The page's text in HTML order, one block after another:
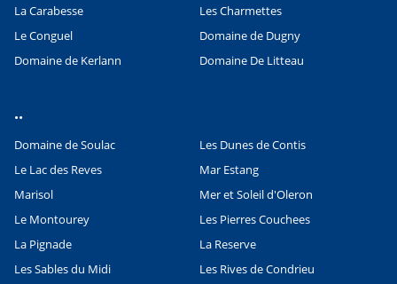
La Carabesse
Les Charmettes
Le Conguel
Domaine de Dugny
Domaine de Kerlann
Domaine De Litteau
..
Domaine de Soulac
Les Dunes de Contis
Le Lac des Reves
Mar Estang
Marisol
Mer et Soleil d'Oleron
Le Montourey
Les Pierres Couchees
La Pignade
La Reserve
Les Sables du Midi
Les Rives de Condrieu